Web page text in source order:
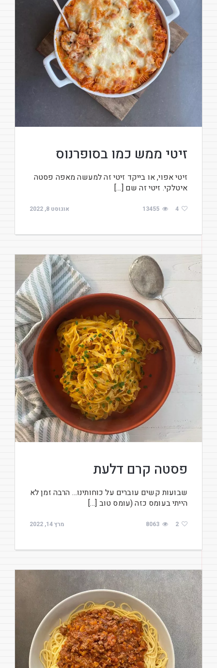
זיטי ממש כמו בסופרנוס
זיטי אפוי, או בייקד זיטי זה למעשה מאפה פסטה
איטלקי. זיטי זה שם […]
אוגוסט 8, 2022 13455 4
פסטה קרם דלעת
שבועות קשים עוברים על כוחותינו… הרבה זמן לא
הייתי בעומס כזה (עומס טוב […]
מרץ 14, 2022 8063 2